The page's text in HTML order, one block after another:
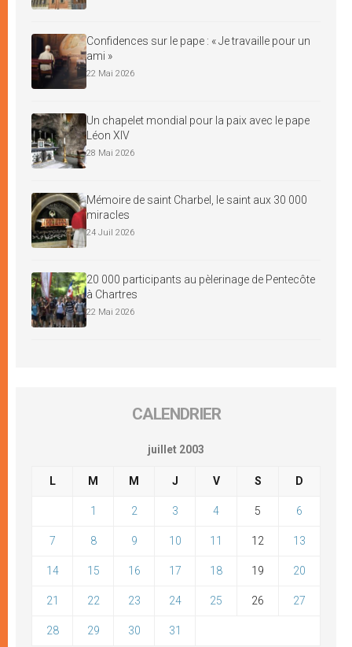
Confidences sur le pape : « Je travaille pour un
ami »
22 Mai 2026
Un chapelet mondial pour la paix avec le pape
Léon XIV
28 Mai 2026
Mémoire de saint Charbel, le saint aux 30 000
miracles
24 Juil 2026
20 000 participants au pèlerinage de Pentecôte
à Chartres
22 Mai 2026
CALENDRIER
juillet 2003
L M M J V S D
1 2 3 4 5 6
7 8 9 10 11 12 13
14 15 16 17 18 19 20
21 22 23 24 25 26 27
28 29 30 31